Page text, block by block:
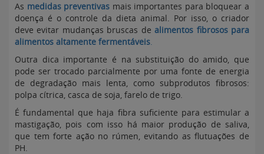
As medidas preventivas mais importantes para bloquear a
doença é o controle da dieta animal. Por isso, o criador
deve evitar mudanças bruscas dealimentos fibrosos para
alimentos altamente fermentáveis.
Outra dica importante é na substituição do amido, que
pode ser trocado parcialmente por uma fonte de energia
de degradação mais lenta, como subprodutos fibrosos:
polpa cítrica, casca de soja, farelo de trigo.
É fundamental que haja fibra suficiente para estimular a
mastigação, pois com isso há maior produção de saliva,
que tem forte ação no rúmen, evitando as flutuações de
PH.